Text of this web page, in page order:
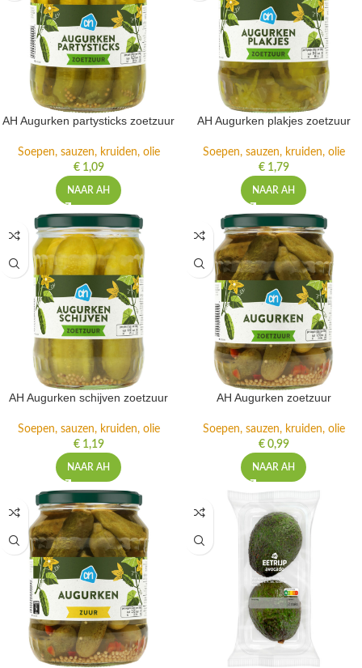
AH Augurken partysticks zoetzuur
Soepen, sauzen, kruiden, olie
€1,09
NAAR AH
AH Augurken plakjes zoetzuur
Soepen, sauzen, kruiden, olie
€1,79
NAAR AH
AH Augurken schijven zoetzuur
Soepen, sauzen, kruiden, olie
€1,19
NAAR AH
AH Augurken zoetzuur
Soepen, sauzen, kruiden, olie
€0,99
NAAR AH